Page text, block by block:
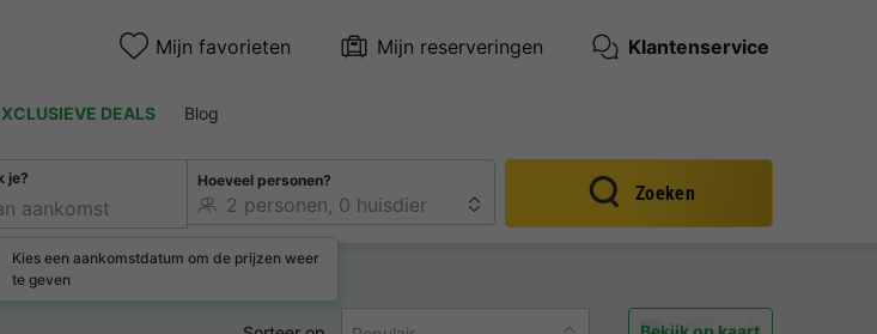
Mijn favorieten Mijn reserveringen Klantenservice
DEALS Blog
je?
Kies een aankomstdatum om de prijzen weer
te geven
Hoeveel personen?
Zoeken